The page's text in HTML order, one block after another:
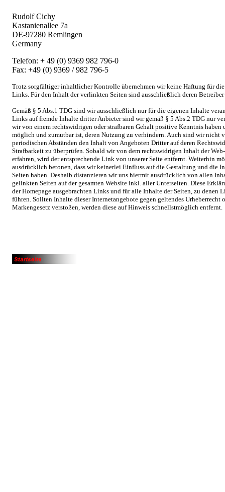
Rudolf Cichy
Kastanienallee 7a
DE-97280 Remlingen
Germany
Telefon: + 49 (0) 9369 982 796-0
Fax: +49 (0) 9369 / 982 796-5
Trotz sorgfältiger inhaltlicher Kontrolle übernehmen wir keine Haftung für
Links. Für den Inhalt der verlinkten Seiten sind ausschließlich deren
Gemäß § 5 Abs.1 TDG sind wir ausschließlich nur für die eigenen Inhalte
Links auf fremde Inhalte dritter Anbieter sind wir gemäß § 5 Abs.2 TDG nur
wir von einem rechtswidrigen oder strafbaren Gehalt positive Kenntnis haben
möglich und zumutbar ist, deren Nutzung zu verhindern. Auch sind wir nicht
periodischen Abständen den Inhalt von Angeboten Dritter auf deren
Strafbarkeit zu überprüfen. Sobald wir von dem rechtswidrigen Inhalt der
erfahren, wird der entsprechende Link von unserer Seite entfernt. Weiterhin
ausdrücklich betonen, dass wir keinerlei Einfluss auf die Gestaltung und die
Seiten haben. Deshalb distanzieren wir uns hiermit ausdrücklich von allen
gelinkten Seiten auf der gesamten Website inkl. aller Unterseiten. Diese
der Homepage ausgebrachten Links und für alle Inhalte der Seiten, zu denen
führen. Sollten Inhalte dieser Internetangebote gegen geltendes Urheberrecht
Markengesetz verstoßen, werden diese auf Hinweis schnellstmöglich entfernt.